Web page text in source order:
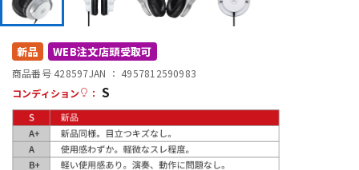
配信/ライブ機器
中古
新品 WEB注文店頭受取可
商品番号 428597JAN ： 4957812590983
コンディション
： S